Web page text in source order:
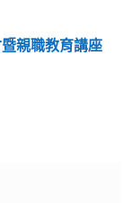
親職教育講座